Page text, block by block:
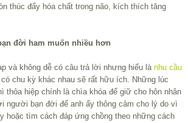
thúc đẩy hóa chất trong não, kích thích tăng
đời ham muốn nhiều hơn
và không dễ có câu trả lời nhưng hiểu là nhu cầu
chu kỳ khác nhau sẽ rất hữu ích. Những lúc
thỏa hiệp chính là chìa khóa để giữ cho hôn nhân
người bạn đời để anh ấy thông cảm cho lý do vì
hoặc tìm cách đáp ứng chồng theo những cách